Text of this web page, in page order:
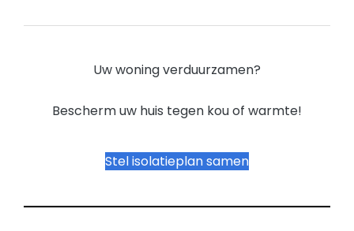
Uw woning verduurzamen?
Bescherm uw huis tegen kou of warmte!
Stel isolatieplan samen